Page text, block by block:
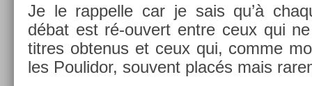
Je le rap­pelle car je sais qu’à
débat est ré-ouvert entre ceux qui
tit­res ob­tenus et ceux qui, comme
les Poulidor, souvent placés mais